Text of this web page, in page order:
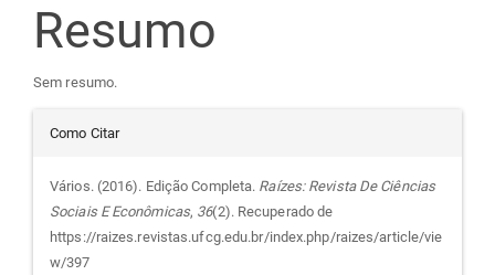
do
artigo
principal
Resumo
Sem resumo.
Detalhes
do
artigo
Como Citar
Vários. (2016). Edição Completa. Raízes: Revista De Ciências
Sociais E Econômicas, 36(2). Recuperado de
https://raizes.revistas.ufcg.edu.br/index.php/raizes/article/vie
w/397